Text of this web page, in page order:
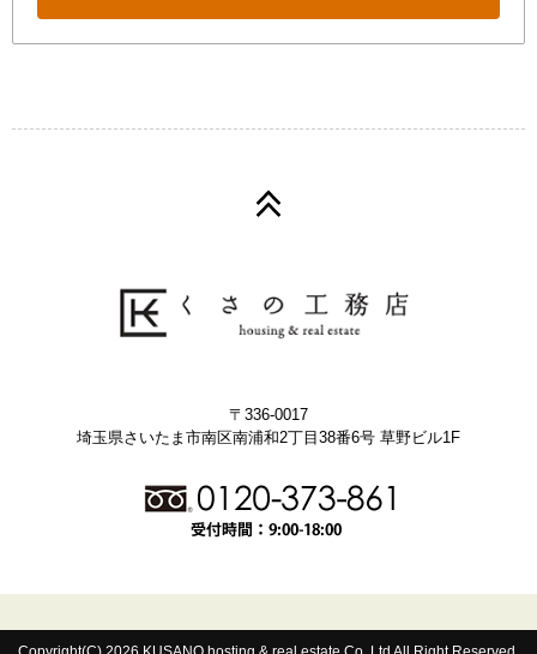
〒336-0017
埼玉県さいたま市南区南浦和2丁目38番6号 草野ビル1F